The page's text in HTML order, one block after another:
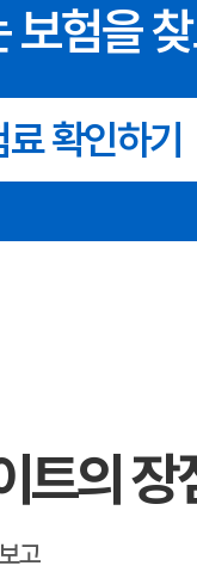
보험을
확인하기
트의 장
고